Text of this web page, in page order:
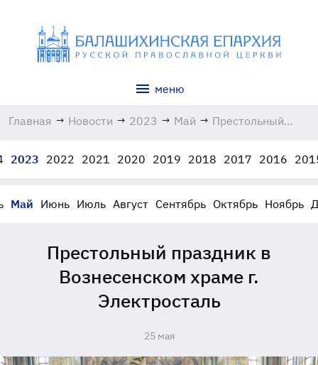
меню
Главная → Новости → 2023 → Май → Престольный
храме г.
2023 2022 2021 2020 2019 2018 2017 2016
Май Июнь Июль Август Сентябрь Октябрь Ноябрь
Престольный праздник в
Вознесенском храме г.
Электросталь
25 мая